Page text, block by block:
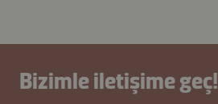
Bizimle iletişime geç!